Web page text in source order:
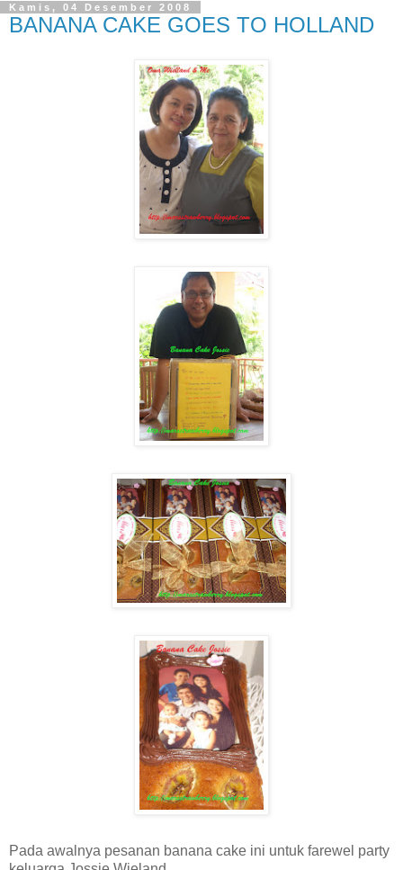
Kamis, 04 Desember 2008
BANANA CAKE GOES TO HOLLAND
Pada awalnya pesanan banana cake ini untuk farewel party